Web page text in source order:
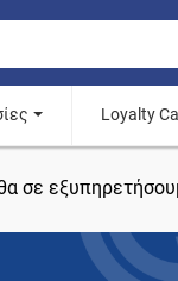
Loyalty
σε